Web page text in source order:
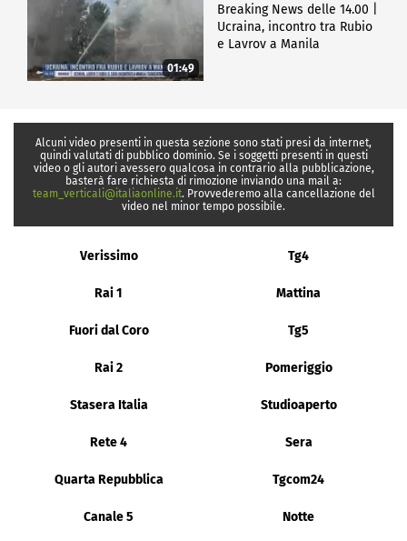
01:49
Breaking News delle 14.00 |
Ucraina, incontro tra Rubio
e Lavrov a Manila
Alcuni video presenti in questa sezione sono stati presi da internet,
quindi valutati di pubblico dominio. Se i soggetti presenti in questi
video o gli autori avessero qualcosa in contrario alla pubblicazione,
basterà fare richiesta di rimozione inviando una mail a:
team_verticali@italiaonline.it. Provvederemo alla cancellazione del
video nel minor tempo possibile.
Verissimo Tg4
Rai 1 Mattina
Fuori dal Coro Tg5
Rai 2 Pomeriggio
Stasera Italia Studioaperto
Rete 4 Sera
Quarta Repubblica Tgcom24
Canale 5 Notte